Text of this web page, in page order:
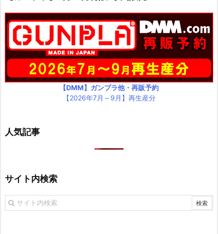
【DMM】ガンプラ他・再販予約
【2026年7月～9月】再生産分
人気記事
サイト内検索